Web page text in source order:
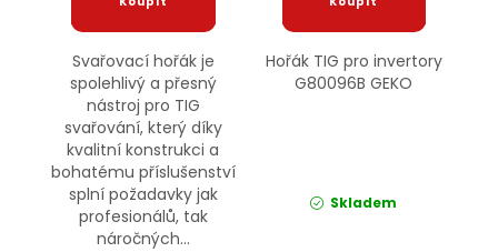
Svařovací hořák je
spolehlivý a přesný
nástroj pro TIG
svařování, který díky
kvalitní konstrukci a
bohatému příslušenství
splní požadavky jak
profesionálů, tak
náročných...
Hořák TIG pro invertory
G80096B GEKO
Skladem